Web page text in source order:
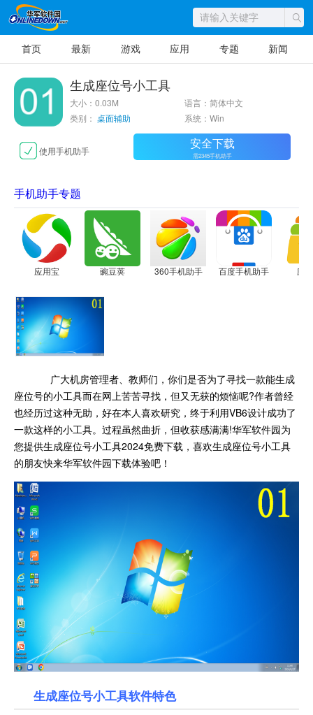
首页 最新 游戏 应用 专题 新闻
生成座位号小工具
大小：0.03M
语言：简体中文
类别： 桌面辅助 系统：Win
使用手机助手 安全下载
需2345手机助手
手机助手专题
应用宝 豌豆荚 360手机助手 百度手机助手 应
广大机房管理者、教师们，你们是否为了寻找一款能生成
座位号的小工具而在网上苦苦寻找，但又无获的烦恼呢?作者曾经
也经历过这种无助，好在本人喜欢研究，终于利用VB6设计成功了
一款这样的小工具。过程虽然曲折，但收获感满满!华军软件园为
您提供生成座位号小工具2024免费下载，喜欢生成座位号小工具
的朋友快来华军软件园下载体验吧！
生成座位号小工具软件特色